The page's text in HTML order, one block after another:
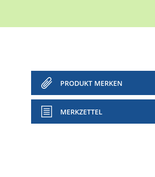
PRODUKT MERKEN
MERKZETTEL